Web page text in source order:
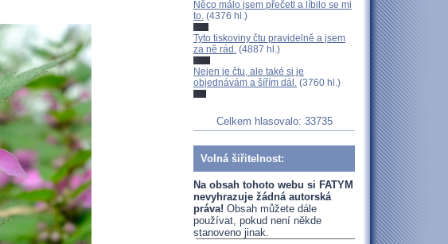
Něco málo jsem přečetl a líbilo se mi
to. (4376 hl.)
Tyto tiskoviny čtu pravidelně a jsem
za ně rád. (4887 hl.)
Nejen je čtu, ale také si je
objednávám a šířím dál. (3760 hl.)
Celkem hlasovalo: 33735
Volná šiřitelnost:
Na obsah tohoto webu si FATYM
nevyhrazuje žádná autorská
práva! Obsah můžete dále
používat, pokud není někde
stanoveno jinak.